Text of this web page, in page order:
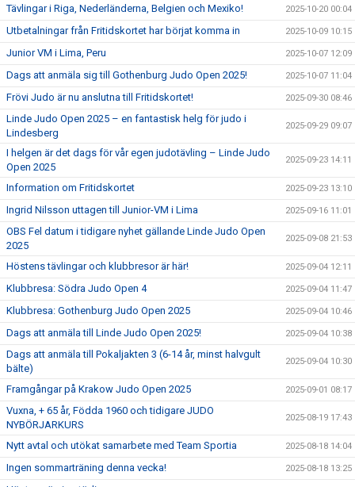
Tävlingar i Riga, Nederländerna, Belgien och Mexiko! 2025-10-20 00:04
Utbetalningar från Fritidskortet har börjat komma in 2025-10-09 10:15
Junior VM i Lima, Peru 2025-10-07 12:09
Dags att anmäla sig till Gothenburg Judo Open 2025! 2025-10-07 11:04
Frövi Judo är nu anslutna till Fritidskortet! 2025-09-30 08:46
Linde Judo Open 2025 – en fantastisk helg för judo i
Lindesberg
2025-09-29 09:07
I helgen är det dags för vår egen judotävling – Linde Judo
Open 2025
2025-09-23 14:11
Information om Fritidskortet 2025-09-23 13:10
Ingrid Nilsson uttagen till Junior-VM i Lima 2025-09-16 11:01
OBS Fel datum i tidigare nyhet gällande Linde Judo Open
2025
2025-09-08 21:53
Höstens tävlingar och klubbresor är här! 2025-09-04 12:11
Klubbresa: Södra Judo Open 4 2025-09-04 11:47
Klubbresa: Gothenburg Judo Open 2025 2025-09-04 10:46
Dags att anmäla till Linde Judo Open 2025! 2025-09-04 10:38
Dags att anmäla till Pokaljakten 3 (6-14 år, minst halvgult
bälte)
2025-09-04 10:30
Framgångar på Krakow Judo Open 2025 2025-09-01 08:17
Vuxna, + 65 år, Födda 1960 och tidigare JUDO
NYBÖRJARKURS
2025-08-19 17:43
Nytt avtal och utökat samarbete med Team Sportia 2025-08-18 14:04
Ingen sommarträning denna vecka! 2025-08-18 13:25